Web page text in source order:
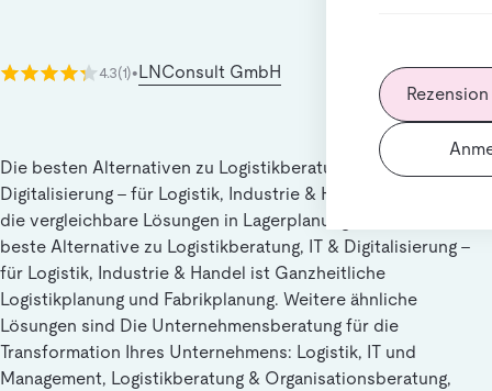
4.3(1)•LNConsult GmbH
Die besten Alternativen zu Logistikberatung, IT &
Digitalisierung - für Logistik, Industrie & Handel für Nutzer,
die vergleichbare Lösungen in Lagerplanung suchen. Die
beste Alternative zu Logistikberatung, IT & Digitalisierung -
für Logistik, Industrie & Handel ist Ganzheitliche
Logistikplanung und Fabrikplanung. Weitere ähnliche
Lösungen sind Die Unternehmensberatung für die
Transformation Ihres Unternehmens: Logistik, IT und
Management, Logistikberatung & Organisationsberatung,